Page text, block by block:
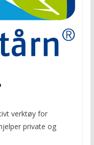
verktøy for
private og